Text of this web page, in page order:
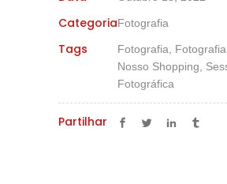
CategoriaFotografia
Tags
Fotografia, Fotografia
Nosso Shopping,
Fotográfica
Partilhar